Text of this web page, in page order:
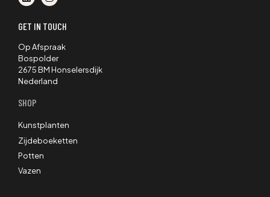
GET IN TOUCH
Op Afspraak
Bospolder
2675 BM Honselersdijk
Nederland
SHOP
Kunstplanten
Zijdeboeketten
Potten
Vazen